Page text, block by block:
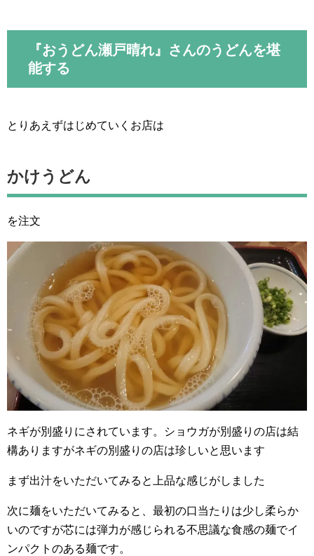
『おうどん瀬戸晴れ』さんのうどんを堪
能する
とりあえずはじめていくお店は
かけうどん
を注文
ネギが別盛りにされています。ショウガが別盛りの店は結
構ありますがネギの別盛りの店は珍しいと思います
まず出汁をいただいてみると上品な感じがしました
次に麺をいただいてみると、最初の口当たりは少し柔らか
いのですが芯には弾力が感じられる不思議な食感の麺でイ
ンパクトのある麺です。